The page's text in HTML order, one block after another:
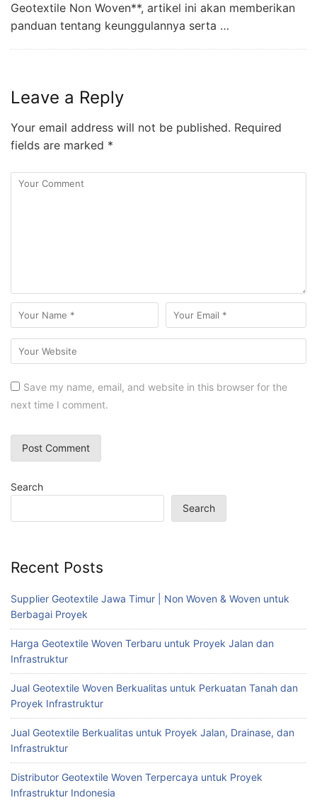
Geotextile Non Woven**, artikel ini akan memberikan
panduan tentang keunggulannya serta …
Leave a Reply
Your email address will not be published. Required
fields are marked *
Save my name, email, and website in this browser for the
next time I comment.
Search
Search
Recent Posts
Supplier Geotextile Jawa Timur | Non Woven & Woven untuk
Berbagai Proyek
Harga Geotextile Woven Terbaru untuk Proyek Jalan dan
Infrastruktur
Jual Geotextile Woven Berkualitas untuk Perkuatan Tanah dan
Proyek Infrastruktur
Jual Geotextile Berkualitas untuk Proyek Jalan, Drainase, dan
Infrastruktur
Distributor Geotextile Woven Terpercaya untuk Proyek
Infrastruktur Indonesia